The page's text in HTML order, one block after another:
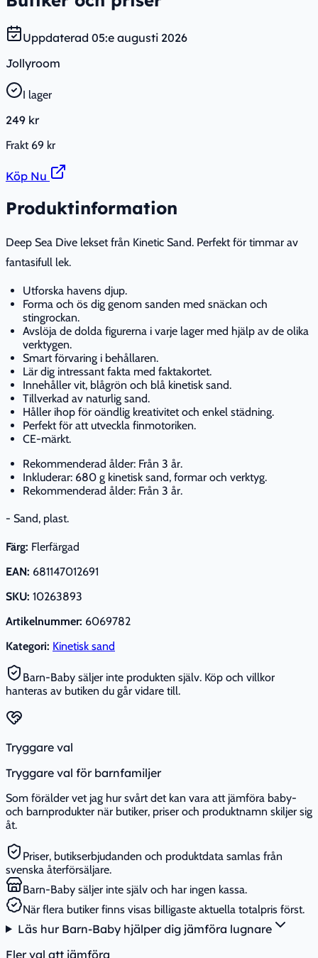
Uppdaterad 05:e augusti 2026
Jollyroom
I lager
249 kr
Frakt 69 kr
Köp Nu
Produktinformation
Deep Sea Dive lekset från Kinetic Sand. Perfekt för timmar av
fantasifull lek.
Utforska havens djup.
Forma och ös dig genom sanden med snäckan och
stingrockan.
Avslöja de dolda figurerna i varje lager med hjälp av de olika
verktygen.
Smart förvaring i behållaren.
Lär dig intressant fakta med faktakortet.
Innehåller vit, blågrön och blå kinetisk sand.
Tillverkad av naturlig sand.
Håller ihop för oändlig kreativitet och enkel städning.
Perfekt för att utveckla finmotoriken.
CE-märkt.
Rekommenderad ålder: Från 3 år.
Inkluderar: 680 g kinetisk sand, formar och verktyg.
Rekommenderad ålder: Från 3 år.
- Sand, plast.
Färg: Flerfärgad
EAN: 681147012691
SKU: 10263893
Artikelnummer: 6069782
Kategori: Kinetisk sand
Barn-Baby säljer inte produkten själv. Köp och villkor
hanteras av butiken du går vidare till.
Tryggare val
Tryggare val för barnfamiljer
Som förälder vet jag hur svårt det kan vara att jämföra baby-
och barnprodukter när butiker, priser och produktnamn skiljer sig
åt.
Priser, butikserbjudanden och produktdata samlas från
svenska återförsäljare.
Barn-Baby säljer inte själv och har ingen kassa.
När flera butiker finns visas billigaste aktuella totalpris först.
Läs hur Barn-Baby hjälper dig jämföra lugnare
Fler val att jämföra